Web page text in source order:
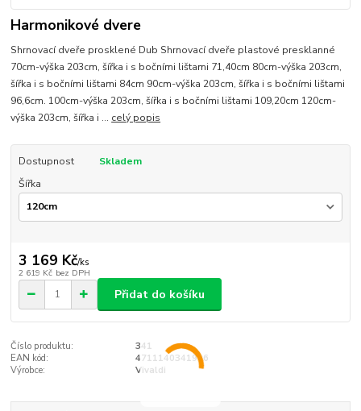
Harmonikové dvere
Shrnovací dveře prosklené Dub Shrnovací dveře plastové presklanné
70cm-výška 203cm, šířka i s bočními lištami 71,40cm 80cm-výška 203cm,
šířka i s bočními lištami 84cm 90cm-výška 203cm, šířka i s bočními lištami
96,6cm. 100cm-výška 203cm, šířka i s bočními lištami 109,20cm 120cm-
výška 203cm, šířka i ... celý popis
Dostupnost
Skladem
Šířka
3 169 Kč/ks
2 619 Kč bez DPH
Přidat do košíku
Číslo produktu:
341
EAN kód:
4711140341996
Výrobce:
Vivaldi